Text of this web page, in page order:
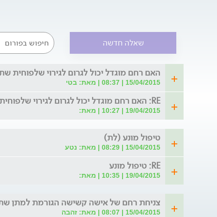
בהפרעות אלה, החל מטיפול תרופתי, פיזיותרפיה
הניתוחים הם חדשניים, מתקדמים ויעילים
במאמץ וצניחת דפנות הנרתיק והרחם. הפעולות
גבוהות של ריפוי ושיקום רצפת האגן. לרוב, ניתוחים
אשפוז קצר תחת הרדמה כללית או אזורית.
שאלה חדשה
האם רחם מוגדל יכול לגרום לגירוי שלפוחית
15/04/2015 | 08:37 | מאת: בטי
RE: האם רחם מוגדל יכול לגרום לגירוי שלפוחית שתן?
19/04/2015 | 10:27 | מאת:
טיפול מונע (לת)
15/04/2015 | 08:29 | מאת: נטע
RE: טיפול מונע
19/04/2015 | 10:35 | מאת:
צניחת רחם של אישה קשישה הגורמת למתן
15/04/2015 | 08:07 | מאת: זהבה